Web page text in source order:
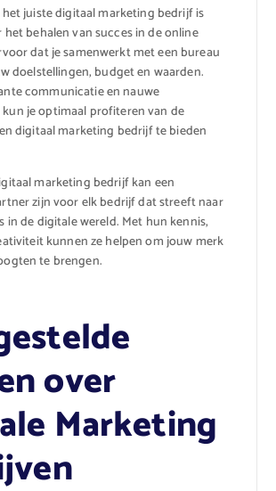
het juiste digitaal marketing bedrijf is
het behalen van succes in de online
dat je samenwerkt met een bureau
doelstellingen, budget en waarden.
communicatie en nauwe
je optimaal profiteren van de
digitaal marketing bedrijf te bieden
marketing bedrijf kan een
zijn voor elk bedrijf dat streeft naar
in de digitale wereld. Met hun kennis,
kunnen ze helpen om jouw merk
te brengen.
over
Marketing